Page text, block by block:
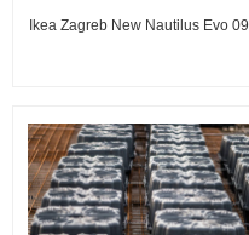
Ikea Zagreb New Nautilus Evo 09